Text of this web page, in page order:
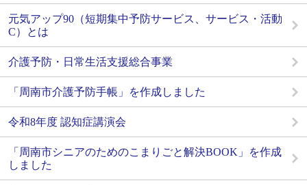
元気アップ90（短期集中予防サービス、サービス・活動
C）とは
介護予防・日常生活支援総合事業
「周南市介護予防手帳」を作成しました
令和8年度 認知症講演会
「周南市シニアのためのこまりごと解決BOOK」を作成
しました